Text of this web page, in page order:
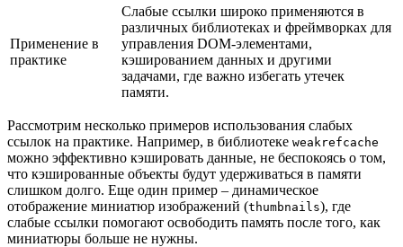
Применение в
практике
Слабые ссылки широко применяются в
различных библиотеках и фреймворках для
управления DOM-элементами,
кэшированием данных и другими
задачами, где важно избегать утечек
памяти.
Рассмотрим несколько примеров использования слабых
ссылок на практике. Например, в библиотеке weakrefcache
можно эффективно кэшировать данные, не беспокоясь о том,
что кэшированные объекты будут удерживаться в памяти
слишком долго. Еще один пример – динамическое
отображение миниатюр изображений (thumbnails), где
слабые ссылки помогают освободить память после того, как
миниатюры больше не нужны.